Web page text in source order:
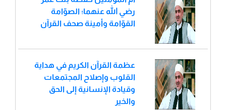
رضي الله عنهما؛ الصوّامة
القوّامة وأمينة صحف القرآن
عظمة القرآن الكريم في هداية
القلوب وإصلاح المجتمعات
وقيادة الإنسانية إلى الحق
والخير